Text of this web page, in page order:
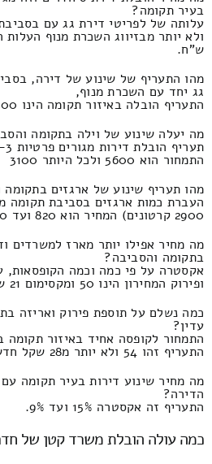
בעיר תקומה?
עלותה של לפריטי דירת גג עם
ש"ח.
מהו התעריף של שינוע של דירה,
גג יחד עם השכרת מנוף,
התעריף הובלה באיזור תקומה הינו 4300 ועד 3030 שקלים.
מה יעלה שינוע של וילה בתקומה
התמחור הוא 5600 ולכל היותר 3100
מהו תעריף שינוע של ארגזים בתקומה
העברת כמות ארגזים בסביבת תקומה
2900 קרטונים) המחיר הוא 820 ועד 320 שקל חדש.
מה מחיר אפילו יותר מארז למשרדים
בתקומה והסביבה?
אקסטרה על פי כמה וכמה הקופסאות,
ופירוק המחירון הינו 50 ומקסימום 21 ש"ח.
כמה נשלם על תוספת פירוק ואריזה
עדין?
התמחור לקופסה אחיד באיזור תקומה
התעריף זהו 54 ולא יותר מ28 שקל חדש.
מה מחיר שינוע דירות בעיר תקומה
הדירה?
התעריף זה אקסטרה 15% ועד 9%.
כמה עולה הובלת משרד קטן של